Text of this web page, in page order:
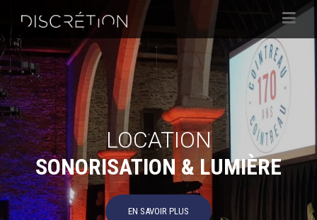
LOCATION
SONORISATION & LUMIÈRE
EN SAVOIR PLUS